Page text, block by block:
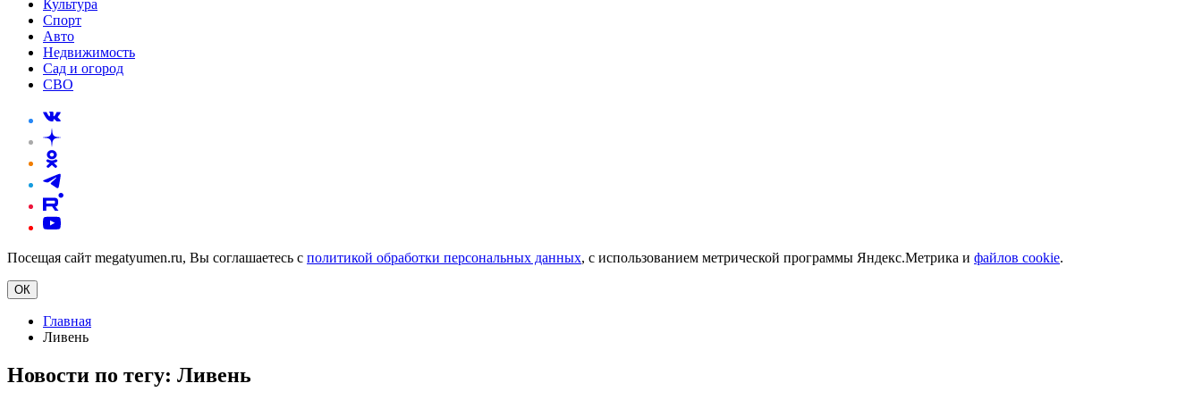
Культура
Спорт
Авто
Недвижимость
Сад и огород
СВО
Посещая сайт megatyumen.ru, Вы соглашаетесь с политикой обработки персональных данных, с использованием метрической программы Яндекс.Метрика и файлов cookie.
ОК
Главная
Ливень
Новости по тегу: Ливень